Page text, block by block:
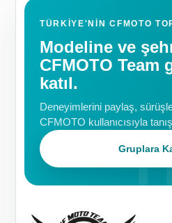
TÜRKIYE'NIN CFMOTO
Modeline ve
CFMOTO Team
katıl.
Deneyimlerini paylaş,
CFMOTO kullanıcısıyla
Gruplara